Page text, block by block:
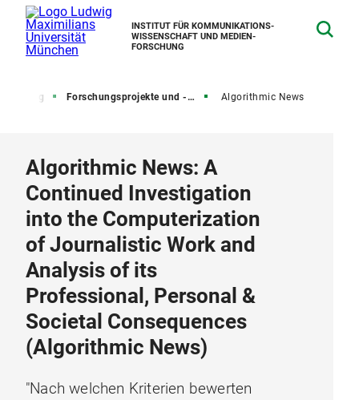
INSTITUT FÜR KOMMUNIKATIONS­
WISSENSCHAFT UND MEDIEN­
FORSCHUNG
Forschungsprojekte und -verbünde Algorithmic News
Algorithmic News: A
Continued Investigation
into the Computerization
of Journalistic Work and
Analysis of its
Professional, Personal &
Societal Consequences
(Algorithmic News)
"Nach welchen Kriterien bewerten